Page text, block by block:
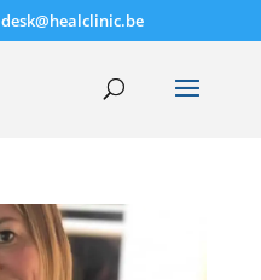
desk@healclinic.be